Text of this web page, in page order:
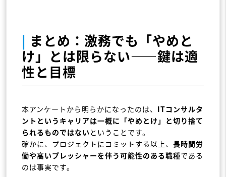
| まとめ：激務でも「やめと
け」とは限らない――鍵は適
性と目標
本アンケートから明らかになったのは、 ITコンサルタ
ントというキャリアは一概に「やめとけ」と切り捨て
られるものではない ということです。
確かに、プロジェクトにコミットする以上、 長時間労
働や高いプレッシャーを伴う可能性のある職種である
のは事実です。